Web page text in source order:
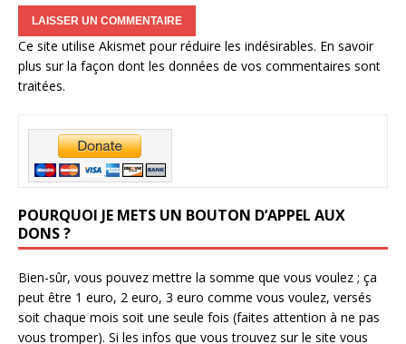
Ce site utilise Akismet pour réduire les indésirables. En savoir
plus sur la façon dont les données de vos commentaires sont
traitées.
POURQUOI JE METS UN BOUTON D’APPEL AUX
DONS ?
Bien-sûr, vous pouvez mettre la somme que vous voulez ; ça
peut être 1 euro, 2 euro, 3 euro comme vous voulez, versés
soit chaque mois soit une seule fois (faites attention à ne pas
vous tromper). Si les infos que vous trouvez sur le site vous